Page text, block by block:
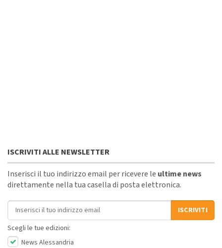
ISCRIVITI ALLE NEWSLETTER
Inserisci il tuo indirizzo email per ricevere le ultime news
direttamente nella tua casella di posta elettronica.
Indirizzo email
ISCRIVITI
Scegli le tue edizioni:
News Alessandria